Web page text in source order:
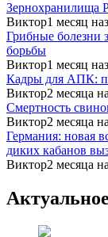
Зернохранилища
Виктор1 месяц
Грибные болезни
борьбы
Виктор1 месяц
Кадры для АПК:
Виктор2 месяца
Смертность
Виктор2 месяца
Германия: новая
диких кабанов
Виктор2 месяца
Актуальное